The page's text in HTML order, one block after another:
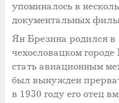
упоминалось в
документальных
Ян Брезина родился в
чехословацком
стать авиационным
был вынужден
в 1930 году его отец